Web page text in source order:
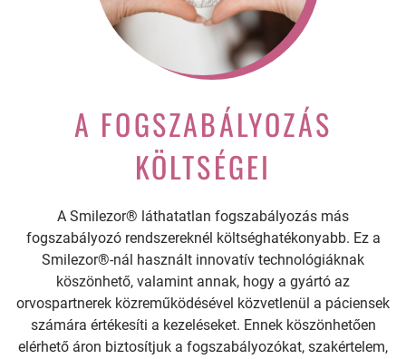
A FOGSZABÁLYOZÁS
KÖLTSÉGEI
A Smilezor® láthatatlan fogszabályozás más
fogszabályozó rendszereknél költséghatékonyabb. Ez a
Smilezor®-nál használt innovatív technológiáknak
köszönhető, valamint annak, hogy a gyártó az
orvospartnerek közreműködésével közvetlenül a páciensek
számára értékesíti a kezeléseket. Ennek köszönhetően
elérhető áron biztosítjuk a fogszabályozókat, szakértelem,